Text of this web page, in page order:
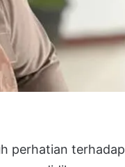
perhatian terhadap